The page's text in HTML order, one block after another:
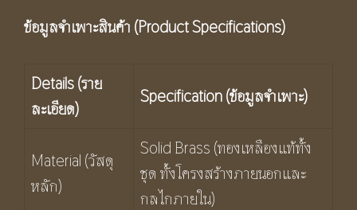
ข้อมูลจำเพาะสินค้า (Product Specifications)
Details (ราย
ละเอียด)
Specification (ข้อมูลจำเพาะ)
Material (วัสดุ
หลัก)
Solid Brass (ทองเหลืองแท้ทั้ง
ชุด ทั้งโครงสร้างภายนอกและ
กลไกภายใน)